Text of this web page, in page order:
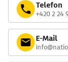
Telefon
+420 2 24
E-Mail